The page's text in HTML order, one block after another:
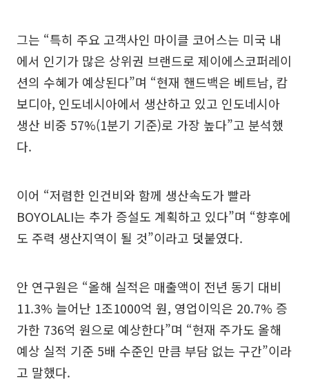
그는 “특히 주요 고객사인 마이클 코어스는 미국 내
에서 인기가 많은 상위권 브랜드로 제이에스코퍼레이
션의 수혜가 예상된다”며 “현재 핸드백은 베트남, 캄
보디아, 인도네시아에서 생산하고 있고 인도네시아
생산 비중 57%(1분기 기준)로 가장 높다”고 분석했
다.
이어 “저렴한 인건비와 함께 생산속도가 빨라
BOYOLALI는 추가 증설도 계획하고 있다”며 “향후에
도 주력 생산지역이 될 것”이라고 덧붙였다.
안 연구원은 “올해 실적은 매출액이 전년 동기 대비
11.3% 늘어난 1조1000억 원, 영업이익은 20.7% 증
가한 736억 원으로 예상한다”며 “현재 주가도 올해
예상 실적 기준 5배 수준인 만큼 부담 없는 구간”이라
고 말했다.